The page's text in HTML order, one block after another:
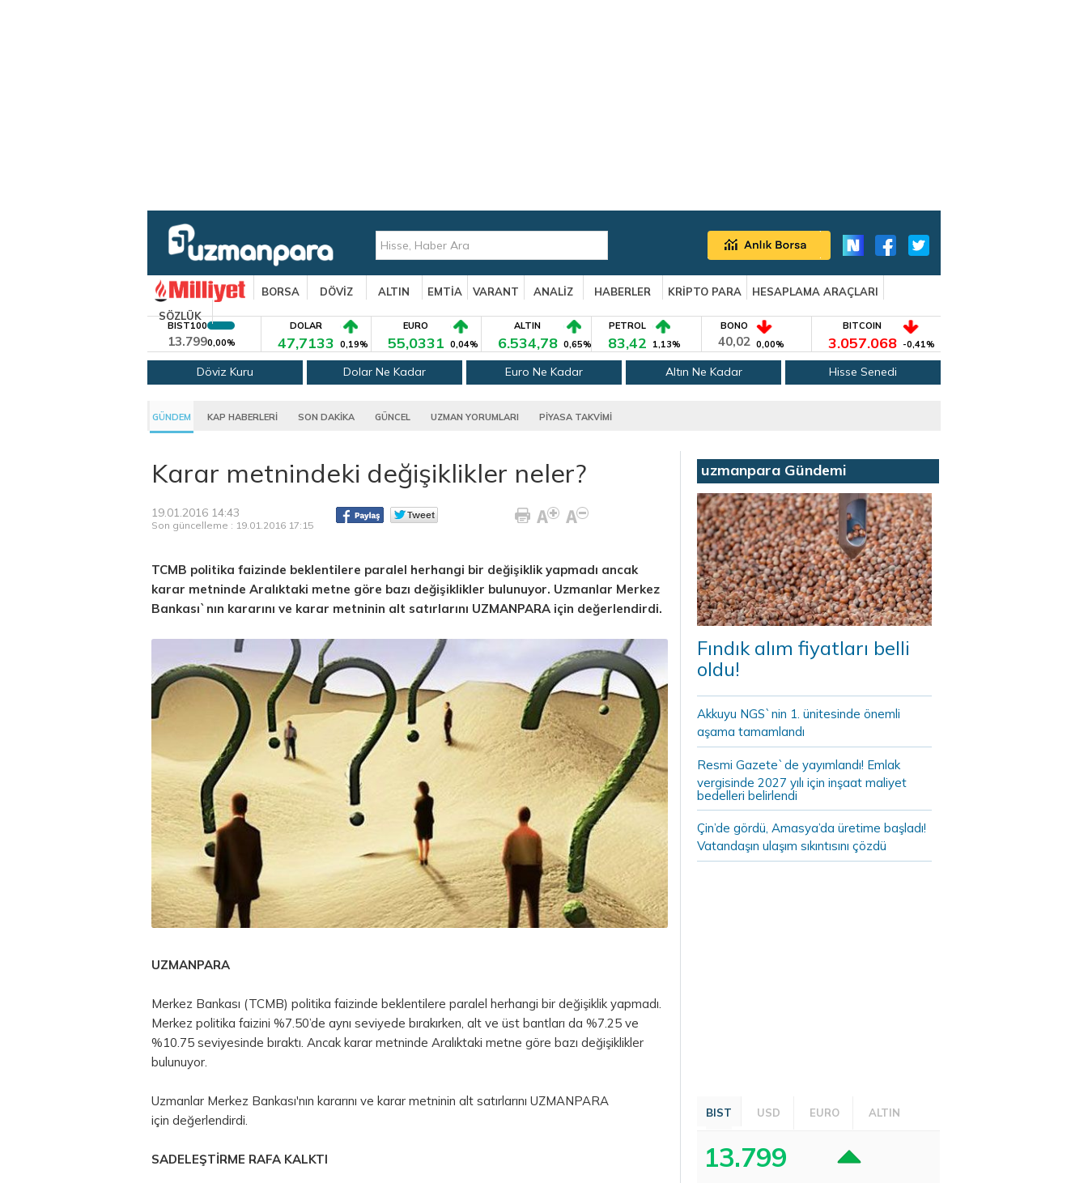
BORSA DÖVİZ ALTIN EMTİA VARANT ANALİZ HABERLER KRİPTO PARA
HESAPLAMA ARAÇLARI
SÖZLÜK
BIST100
13.7990,00%
DOLAR
47,7133 0,19%
EURO
55,0331 0,04%
ALTIN
6.534,78 0,65%
PETROL
83,42 1,13%
BONO
40,02 0,00%
BITCOIN
3.057.068 -0,41%
Döviz Kuru Dolar Ne Kadar Euro Ne Kadar Altın Ne Kadar Hisse Senedi
GÜNDEM KAP HABERLERİ SON DAKİKA GÜNCEL UZMAN YORUMLARI PİYASA TAKVİMİ
Karar metnindeki değişiklikler neler?
19.01.2016 14:43
Son güncelleme : 19.01.2016 17:15
TCMB politika faizinde beklentilere paralel herhangi bir değişiklik yapmadı ancak
karar metninde Aralıktaki metne göre bazı değişiklikler bulunuyor. Uzmanlar Merkez
Bankası`nın kararını ve karar metninin alt satırlarını UZMANPARA için değerlendirdi.
UZMANPARA
Merkez Bankası (TCMB) politika faizinde beklentilere paralel herhangi bir değişiklik yapmadı.
Merkez politika faizini %7.50’de aynı seviyede bırakırken, alt ve üst bantları da %7.25 ve
%10.75 seviyesinde bıraktı. Ancak karar metninde Aralıktaki metne göre bazı değişiklikler
bulunuyor.
Uzmanlar Merkez Bankası'nın kararını ve karar metninin alt satırlarını UZMANPARA
için değerlendirdi.
SADELEŞTİRME RAFA KALKTI
uzmanpara Gündemi
Fındık alım fiyatları belli
oldu!
Akkuyu NGS`nin 1. ünitesinde önemli
aşama tamamlandı
Resmi Gazete`de yayımlandı! Emlak
vergisinde 2027 yılı için inşaat maliyet
bedelleri belirlendi
Çin’de gördü, Amasya’da üretime başladı!
Vatandaşın ulaşım sıkıntısını çözdü
BIST USD EURO ALTIN
13.799